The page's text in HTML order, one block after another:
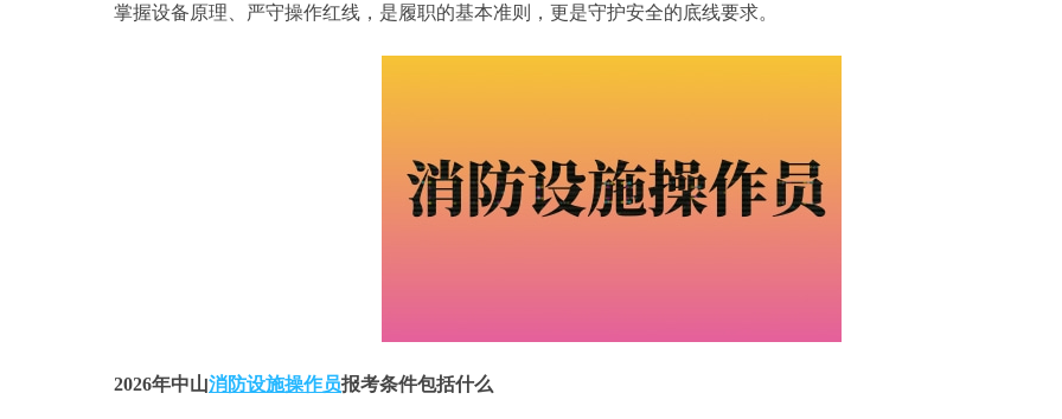
掌握设备原理、严守操作红线，是履职的基本准则，更是守护安全的底线要求。
2026年中山消防设施操作员报考条件包括什么